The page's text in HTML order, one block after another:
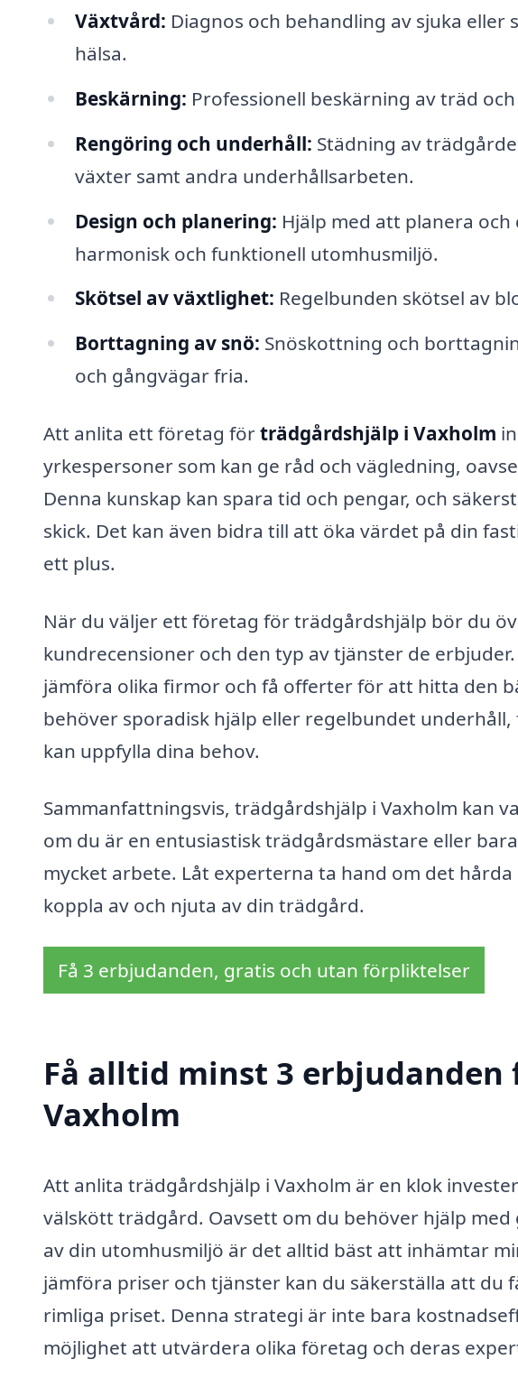
Växtvård: Diagnos och behandling av sjuka
hälsa.
Beskärning: Professionell beskärning av träd
Rengöring och underhåll: Städning av
växter samt andra underhållsarbeten.
Design och planering: Hjälp med att planera
harmonisk och funktionell utomhusmiljö.
Skötsel av växtlighet: Regelbunden skötsel av
Borttagning av snö: Snöskottning och
och gångvägar fria.
Att anlita ett företag förträdgårdshjälp i Vaxholm
yrkespersoner som kan ge råd och vägledning,
Denna kunskap kan spara tid och pengar, och
skick. Det kan även bidra till att öka värdet på din
ett plus.
När du väljer ett företag för trädgårdshjälp bör du
kundrecensioner och den typ av tjänster de
jämföra olika firmor och få offerter för att hitta den
behöver sporadisk hjälp eller regelbundet
kan uppfylla dina behov.
Sammanfattningsvis, trädgårdshjälp i Vaxholm kan
om du är en entusiastisk trädgårdsmästare eller
mycket arbete. Låt experterna ta hand om det
koppla av och njuta av din trädgård.
Få 3 erbjudanden, gratis och utan förpliktelser
Få alltid minst 3
Vaxholm
Att anlita trädgårdshjälp i Vaxholm är en klok
välskött trädgård. Oavsett om du behöver hjälp
av din utomhusmiljö är det alltid bäst att inhämtar
jämföra priser och tjänster kan du säkerställa att du
rimliga priset. Denna strategi är inte bara
möjlighet att utvärdera olika företag och deras